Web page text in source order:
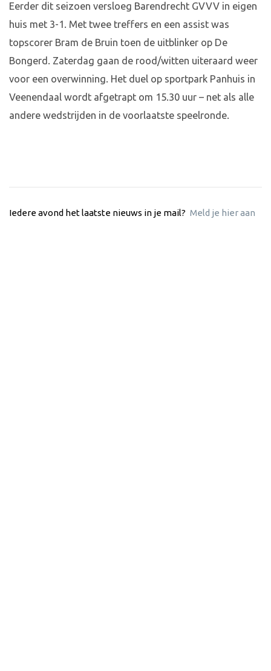
Eerder dit seizoen versloeg Barendrecht GVVV in eigen
huis met 3-1. Met twee treffers en een assist was
topscorer Bram de Bruin toen de uitblinker op De
Bongerd. Zaterdag gaan de rood/witten uiteraard weer
voor een overwinning. Het duel op sportpark Panhuis in
Veenendaal wordt afgetrapt om 15.30 uur – net als alle
andere wedstrijden in de voorlaatste speelronde.
Iedere avond het laatste nieuws in je mail? Meld je hier aan